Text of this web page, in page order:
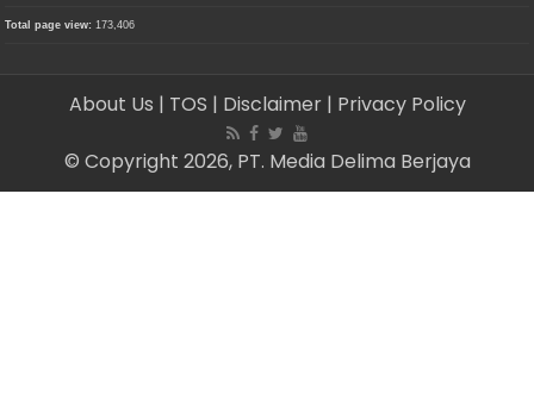
Total page view:173,406
About Us | TOS | Disclaimer | Privacy Policy
© Copyright 2026, PT. Media Delima Berjaya